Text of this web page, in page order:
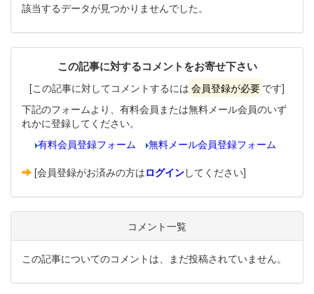
該当するデータが見つかりませんでした。
この記事に対するコメントをお寄せ下さい
[この記事に対してコメントするには 会員登録が必要 です]
下記のフォームより、有料会員または無料メール会員のいず
れかに登録してください。
有料会員登録フォーム
無料メール会員登録フォーム
[会員登録がお済みの方はログインしてください]
コメント一覧
この記事についてのコメントは、まだ投稿されていません。